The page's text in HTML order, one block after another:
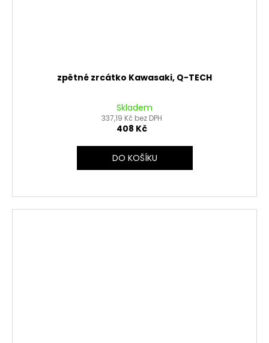
zpětné zrcátko Kawasaki, Q-TECH
Skladem
337,19 Kč bez DPH
408 Kč
DO KOŠÍKU